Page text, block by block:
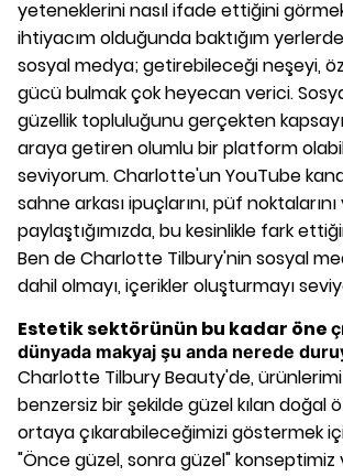
yeteneklerini nasıl ifade ettiğini
ihtiyacım olduğunda baktığım
sosyal medya; getirebileceği neşeyi,
gücü bulmak çok heyecan verici.
güzellik topluluğunu gerçekten
araya getiren olumlu bir platform
seviyorum. Charlotte'un YouTube
sahne arkası ipuçlarını, püf noktalarını
paylaştığımızda, bu kesinlikle fark
Ben de Charlotte Tilbury'nin sosyal
dahil olmayı, içerikler oluşturmayı
Estetik sektörünün bu kadar öne
dünyada makyaj şu anda nerede
Charlotte Tilbury Beauty'de,
benzersiz bir şekilde güzel kılan doğal
ortaya çıkarabileceğimizi göstermek
"Önce güzel, sonra güzel" konseptimiz